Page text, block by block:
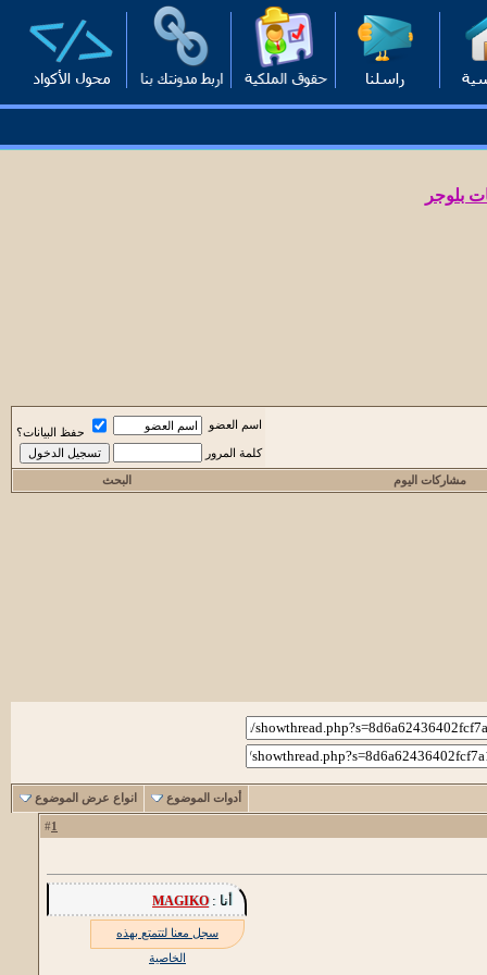
بلوجر
اسم العضو
حفظ البيانات؟
كلمة المرور
مشاركات اليوم البحث
أدوات الموضوع انواع عرض الموضوع
1
أنا :MAGIKO
سجل معنا لتتمتع بهذه
الخاصية